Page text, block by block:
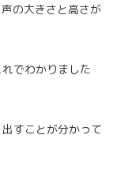
の大きさと高さが
でわかりました
すことが分かって